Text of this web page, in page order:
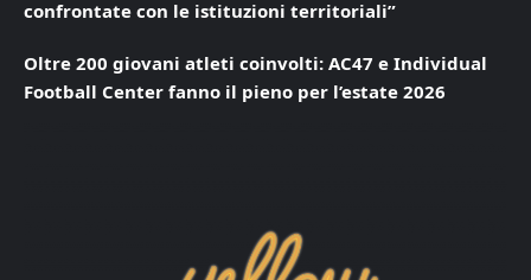
confrontate con le istituzioni territoriali”
Oltre 200 giovani atleti coinvolti: AC47 e Individual
Football Center fanno il pieno per l’estate 2026